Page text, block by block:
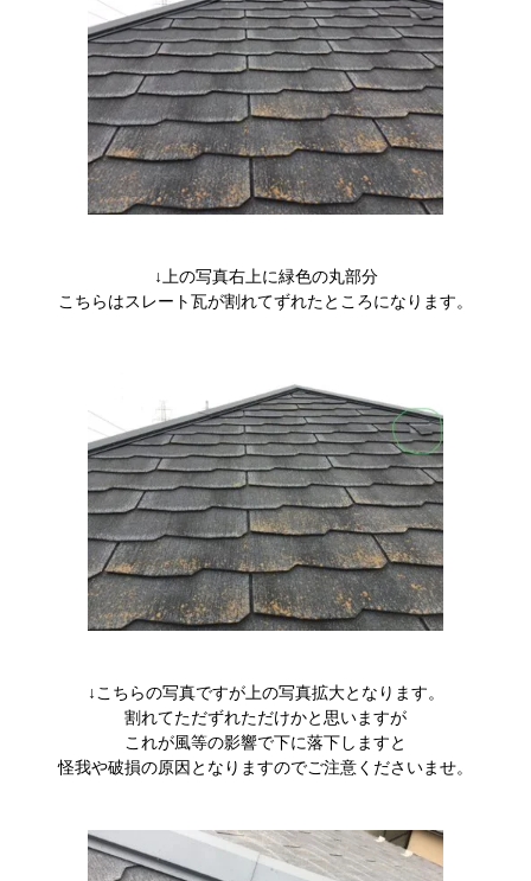
↓上の写真右上に緑色の丸部分
こちらはスレート瓦が割れてずれたところになります。
↓こちらの写真ですが上の写真拡大となります。
割れてただずれただけかと思いますが
これが風等の影響で下に落下しますと
怪我や破損の原因となりますのでご注意くださいませ。